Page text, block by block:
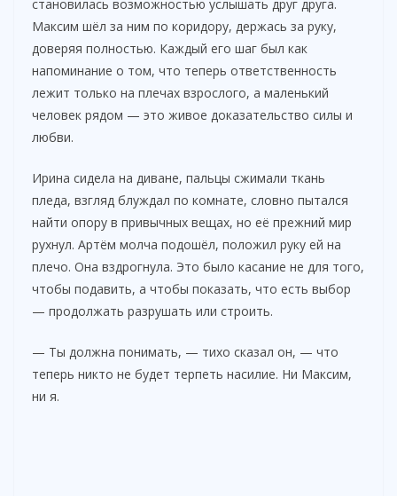
становилась возможностью услышать друг друга.
Максим шёл за ним по коридору, держась за руку,
доверяя полностью. Каждый его шаг был как
напоминание о том, что теперь ответственность
лежит только на плечах взрослого, а маленький
человек рядом — это живое доказательство силы и
любви.
Ирина сидела на диване, пальцы сжимали ткань
пледа, взгляд блуждал по комнате, словно пытался
найти опору в привычных вещах, но её прежний мир
рухнул. Артём молча подошёл, положил руку ей на
плечо. Она вздрогнула. Это было касание не для того,
чтобы подавить, а чтобы показать, что есть выбор
— продолжать разрушать или строить.
— Ты должна понимать, — тихо сказал он, — что
теперь никто не будет терпеть насилие. Ни Максим,
ни я.